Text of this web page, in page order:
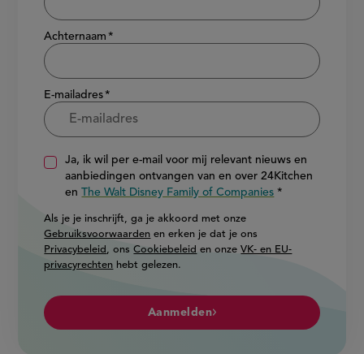
Achternaam
E-mailadres
Ja, ik wil per e-mail voor mij relevant nieuws en
aanbiedingen ontvangen van en over 24Kitchen
enThe Walt Disney Family of Companies
Als je je inschrijft, ga je akkoord met onze
Gebruiksvoorwaarden en erken je dat je ons
Privacybeleid , onsCookiebeleid en onzeVK- en EU-
privacyrechten hebt gelezen.
Aanmelden